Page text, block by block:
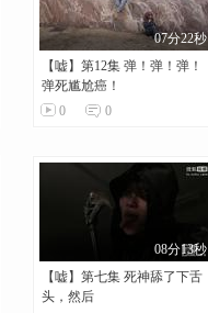
07分22秒
【嘘】第12集 弹！弹！弹！
弹死尴尬癌！
0
0
08分13秒
【嘘】第七集 死神舔了下舌
头，然后